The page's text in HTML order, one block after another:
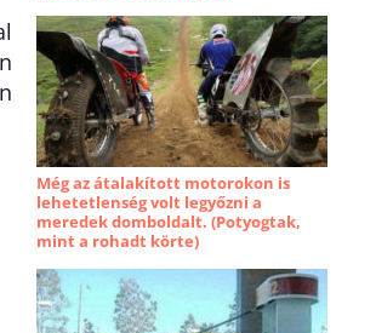
Még az átalakított motorokon is
lehetetlenség volt legyőzni a
meredek domboldalt. (Potyogtak,
mint a rohadt körte)